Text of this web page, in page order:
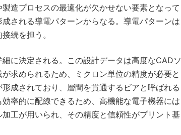
造プロセスの最適化が欠かせない要素となって
される導電パターンからなる。導電パターンは
続を担う。
に決定される。この設計データは高度なCADソ
求められるため、ミクロン単位の精度が必要と
成されており、層間を貫通するビアと呼ばれる
率的に配線できるため、高機能な電子機器には
工が用いられ、その精度と信頼性がプリント基